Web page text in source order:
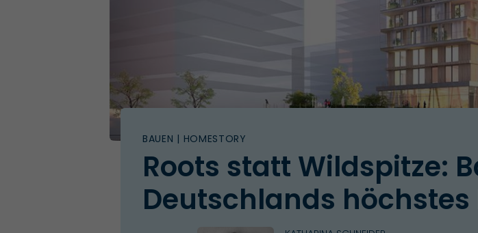
BAUEN | HOMESTORY
Roots statt Wildspitze:
Deutschlands